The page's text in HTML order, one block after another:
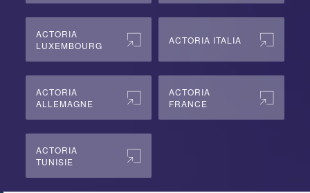
ACTORIA
LUXEMBOURG
ACTORIA ITALIA
ACTORIA
ALLEMAGNE
ACTORIA
FRANCE
ACTORIA
TUNISIE